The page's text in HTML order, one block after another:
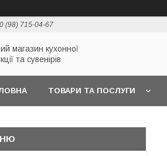
(98) 715-04-67
магазин кухонної
та сувенірів
ТОВАРИ ТА ПОСЛУГИ